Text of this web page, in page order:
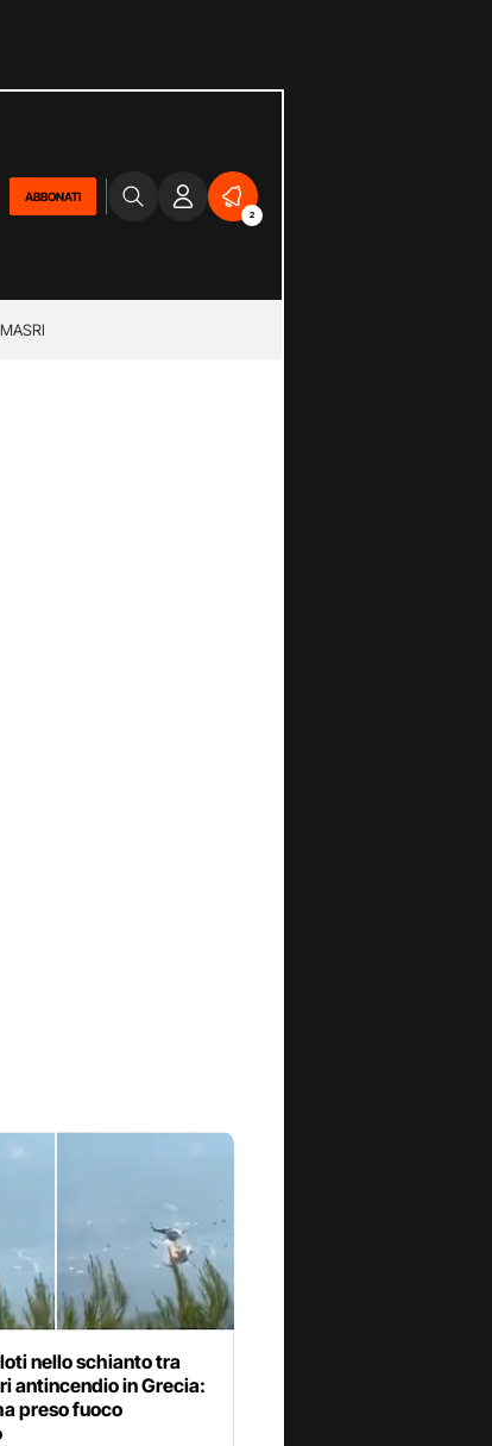
ABBONATI
2
nello schianto tra
antincendio in Grecia:
preso fuoco